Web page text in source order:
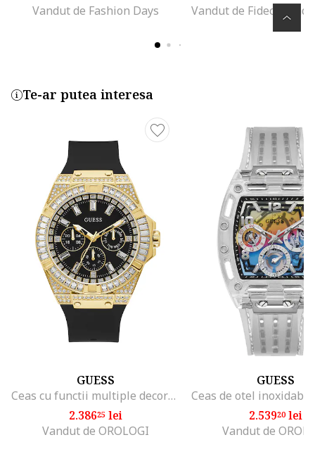
Vandut de Fashion Days
Vandut de Fideco
Te-ar putea interesa
GUESS
Ceas cu functii multiple decorat cu cristale, Negru/Auriu
2.38625 lei
Vandut de OROLOGI
GUESS
2.53920lei
Vandut de